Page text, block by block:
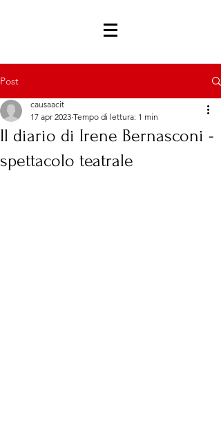
Post
Il diario di Irene Bernasconi -
spettacolo teatrale
causaacit
17 apr 2023 Tempo di lettura: 1 min